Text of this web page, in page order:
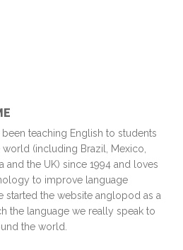
been teaching English to students
(including Brazil, Mexico,
and the UK) since 1994 and loves
to improve language
started the website anglopod as a
the language we really speak to
the world.